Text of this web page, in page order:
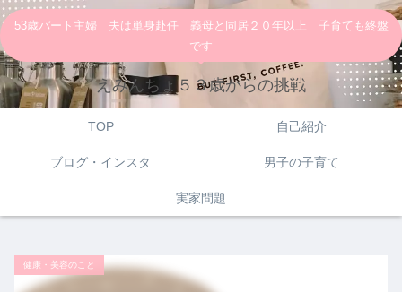
53歳パート主婦 夫は単身赴任 義母と同居２０年以上 子育ても終盤
です
えみんちょ５３歳からの挑戦
TOP 自己紹介
ブログ・インスタ 男子の子育て
実家問題
健康・美容のこと